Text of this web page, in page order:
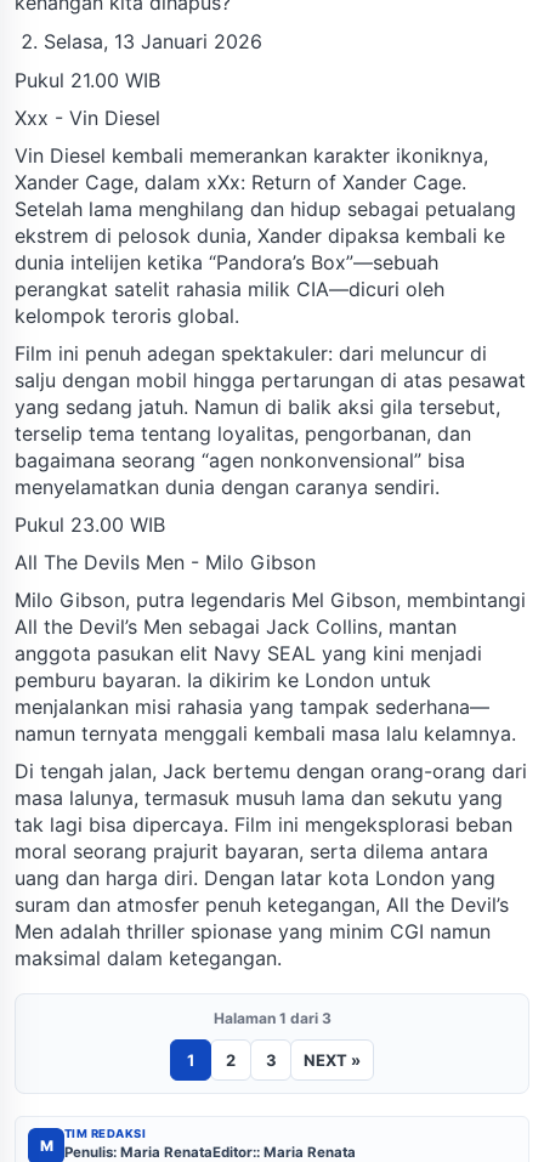
Selasa, 13 Januari 2026
Pukul 21.00 WIB
Xxx - Vin Diesel
Vin Diesel kembali memerankan karakter ikoniknya,
Xander Cage, dalam xXx: Return of Xander Cage.
Setelah lama menghilang dan hidup sebagai petualang
ekstrem di pelosok dunia, Xander dipaksa kembali ke
dunia intelijen ketika “Pandora’s Box”—sebuah
perangkat satelit rahasia milik CIA—dicuri oleh
kelompok teroris global.
Film ini penuh adegan spektakuler: dari meluncur di
salju dengan mobil hingga pertarungan di atas pesawat
yang sedang jatuh. Namun di balik aksi gila tersebut,
terselip tema tentang loyalitas, pengorbanan, dan
bagaimana seorang “agen nonkonvensional” bisa
menyelamatkan dunia dengan caranya sendiri.
Pukul 23.00 WIB
All The Devils Men - Milo Gibson
Milo Gibson, putra legendaris Mel Gibson, membintangi
All the Devil’s Men sebagai Jack Collins, mantan
anggota pasukan elit Navy SEAL yang kini menjadi
pemburu bayaran. Ia dikirim ke London untuk
menjalankan misi rahasia yang tampak sederhana—
namun ternyata menggali kembali masa lalu kelamnya.
Di tengah jalan, Jack bertemu dengan orang-orang dari
masa lalunya, termasuk musuh lama dan sekutu yang
tak lagi bisa dipercaya. Film ini mengeksplorasi beban
moral seorang prajurit bayaran, serta dilema antara
uang dan harga diri. Dengan latar kota London yang
suram dan atmosfer penuh ketegangan, All the Devil’s
Men adalah thriller spionase yang minim CGI namun
maksimal dalam ketegangan.
Halaman 1 dari 3
1 2 3 NEXT »
M
TIM REDAKSI
Penulis: Maria RenataEditor:: Maria Renata